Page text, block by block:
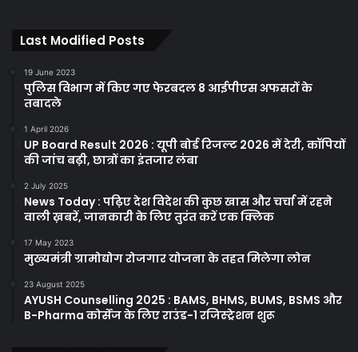
Last Modified Posts
19 June 2023
पुलिस विभाग में किए गए फेरबदल 8 आईपीएस अफसरों के
तबादले
1 April 2026
UP Board Result 2026 : यूपी बोर्ड रिजल्ट 2026 में देरी, कॉपियों
की जांच बढ़ी, छात्रों का इंतजार लंबा
2 July 2025
News Today : पढ़िए देश विदेश की कुछ खास और चर्चा में रहने
वाली ख़बरें, जानकारी के लिए तुरंत करें एक क्लिक
17 May 2023
मुख्यमंत्री ग्रामोद्योग रोजगार योजना के तहत मिलेगा लोन
23 August 2025
AYUSH Counselling 2025 : BAMS, BHMS, BUMS, BSMS और
B-Pharma कोर्सेज के लिए राउंड-1 रजिस्ट्रेशन शुरू